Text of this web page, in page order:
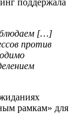
поддержала
[…]
против
рамкам» для